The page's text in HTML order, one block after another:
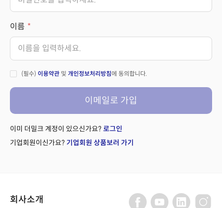
이름
(필수) 이용약관 및 개인정보처리방침에 동의합니다.
이메일로 가입
이미 더밀크 계정이 있으신가요? 로그인
기업회원이신가요? 기업회원 상품보러 가기
회사소개